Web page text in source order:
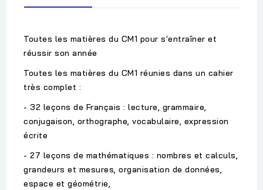
Toutes les matières du CM1 pour s'entraîner et
réussir son année
Toutes les matières du CM1 réunies dans un cahier
très complet :
- 32 leçons de Français : lecture, grammaire,
conjugaison, orthographe, vocabulaire, expression
écrite
- 27 leçons de mathématiques : nombres et calculs,
grandeurs et mesures, organisation de données,
espace et géométrie,